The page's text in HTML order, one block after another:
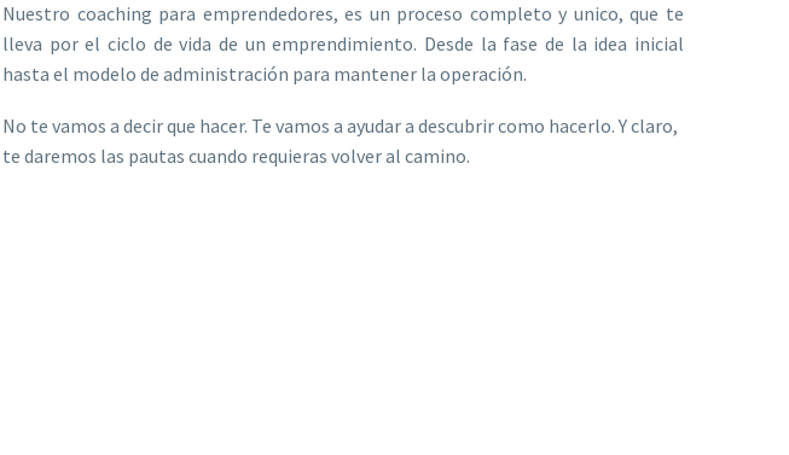
Nuestro coaching para emprendedores, es un proceso completo y unico, que te
lleva por el ciclo de vida de un emprendimiento. Desde la fase de la idea inicial
hasta el modelo de administración para mantener la operación.
No te vamos a decir que hacer. Te vamos a ayudar a descubrir como hacerlo. Y claro,
te daremos las pautas cuando requieras volver al camino.